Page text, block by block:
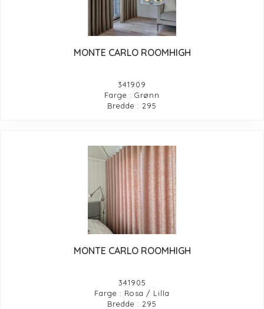
MONTE CARLO ROOMHIGH
341909
Farge : Grønn
Bredde : 295
MONTE CARLO ROOMHIGH
341905
Farge : Rosa / Lilla
Bredde : 295